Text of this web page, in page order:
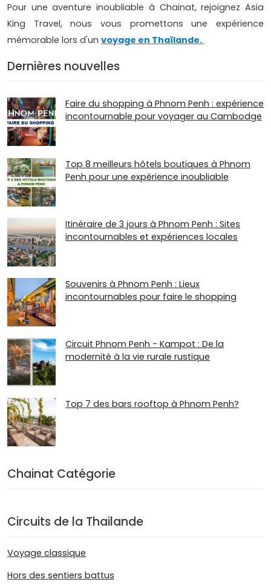
Pour une aventure inoubliable à Chainat, rejoignez Asia
King Travel, nous vous promettons une expérience
mémorable lors d'un voyage en Thaïlande.
Dernières nouvelles
Faire du shopping à Phnom Penh : expérience
incontournable pour voyager au Cambodge
Top 8 meilleurs hôtels boutiques à Phnom
Penh pour une expérience inoubliable
Itinéraire de 3 jours à Phnom Penh : Sites
incontournables et expériences locales
Souvenirs à Phnom Penh : Lieux
incontournables pour faire le shopping
Circuit Phnom Penh - Kampot : De la
modernité à la vie rurale rustique
Top 7 des bars rooftop à Phnom Penh?
Chainat Catégorie
Circuits de la Thailande
Voyage classique
Hors des sentiers battus